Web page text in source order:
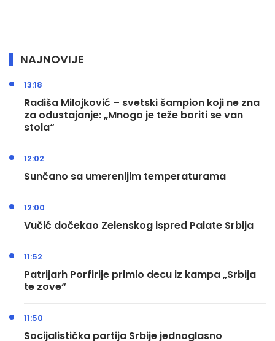
NAJNOVIJE
Radiša Milojković – svetski šampion koji ne zna
za odustajanje: „Mnogo je teže boriti se van
stola“
13:18
Sunčano sa umerenijim temperaturama
12:02
Vučić dočekao Zelenskog ispred Palate Srbija
12:00
Patrijarh Porfirije primio decu iz kampa „Srbija
te zove“
11:52
Socijalistička partija Srbije jednoglasno
11:50